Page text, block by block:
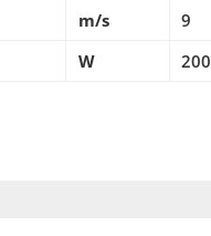
m/s
9
W 200